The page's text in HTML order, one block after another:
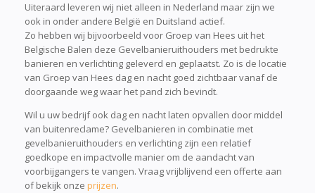
Uiteraard leveren wij niet alleen in Nederland maar zijn we
ook in onder andere België en Duitsland actief.
Zo hebben wij bijvoorbeeld voor Groep van Hees uit het
Belgische Balen deze Gevelbanieruithouders met bedrukte
banieren en verlichting geleverd en geplaatst. Zo is de locatie
van Groep van Hees dag en nacht goed zichtbaar vanaf de
doorgaande weg waar het pand zich bevindt.
Wil u uw bedrijf ook dag en nacht laten opvallen door middel
van buitenreclame? Gevelbanieren in combinatie met
gevelbanieruithouders en verlichting zijn een relatief
goedkope en impactvolle manier om de aandacht van
voorbijgangers te vangen. Vraag vrijblijvend een offerte aan
of bekijk onze prijzen.